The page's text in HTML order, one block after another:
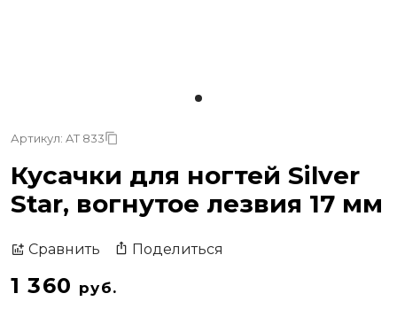
Артикул: AT 833
Кусачки для ногтей Silver
Star, вогнутое лезвия 17 мм
Сравнить Поделиться
1 360 руб.